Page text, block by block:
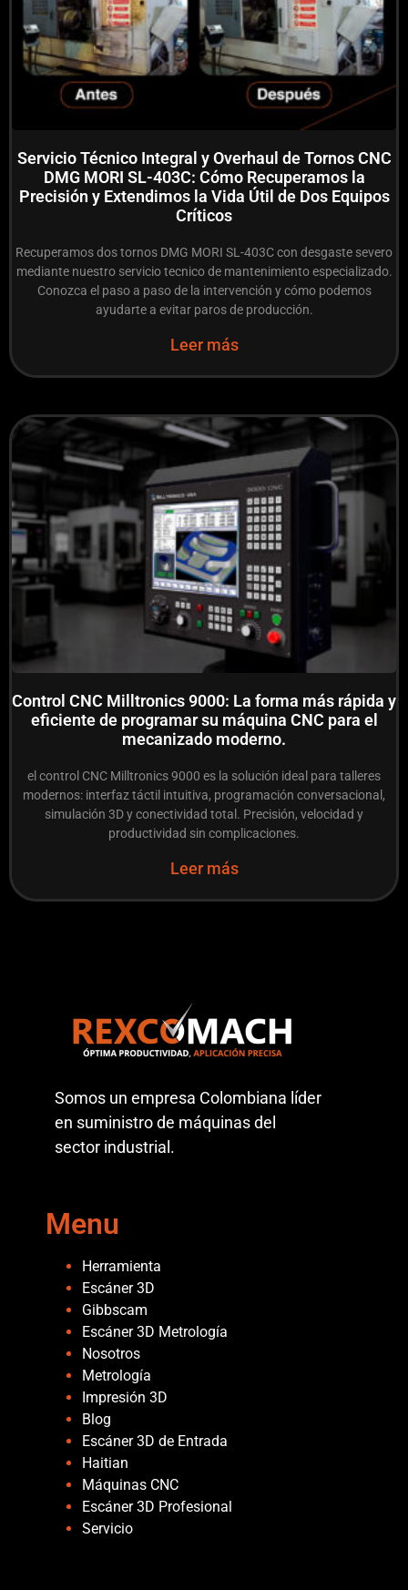
Servicio Técnico Integral y Overhaul de Tornos CNC
DMG MORI SL-403C: Cómo Recuperamos la
Precisión y Extendimos la Vida Útil de Dos Equipos
Críticos
Recuperamos dos tornos DMG MORI SL-403C con desgaste severo
mediante nuestro servicio tecnico de mantenimiento especializado.
Conozca el paso a paso de la intervención y cómo podemos
ayudarte a evitar paros de producción.
Leer más
Control CNC Milltronics 9000: La forma más rápida y
eficiente de programar su máquina CNC para el
mecanizado moderno.
el control CNC Milltronics 9000 es la solución ideal para talleres
modernos: interfaz táctil intuitiva, programación conversacional,
simulación 3D y conectividad total. Precisión, velocidad y
productividad sin complicaciones.
Leer más
Somos un empresa Colombiana líder
en suministro de máquinas del
sector industrial.
Menu
Herramienta
Escáner 3D
Gibbscam
Escáner 3D Metrología
Nosotros
Metrología
Impresión 3D
Blog
Escáner 3D de Entrada
Haitian
Máquinas CNC
Escáner 3D Profesional
Servicio